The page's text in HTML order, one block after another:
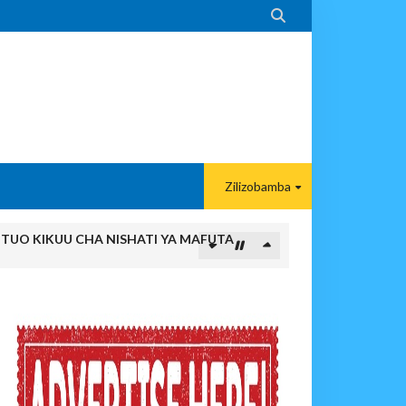

Zilizobamba
KIKUU CHA NISHATI YA MAFUTA
Usomaji Wa Viganja Ulipofichua Siri Na Njia Zangu Za